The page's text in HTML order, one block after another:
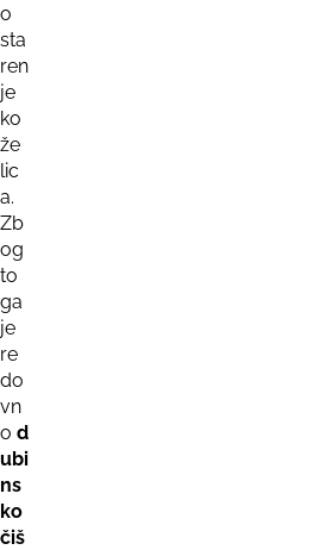
o
sta
ren
je
ko
že
lic
a.
Zb
og
to
ga
je
re
do
vn
o d
ubi
ns
ko
čiš